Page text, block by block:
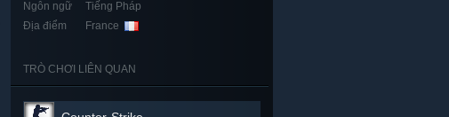
Ngôn ngữ
Tiếng Pháp
Địa điểm
France
TRÒ CHƠI LIÊN QUAN